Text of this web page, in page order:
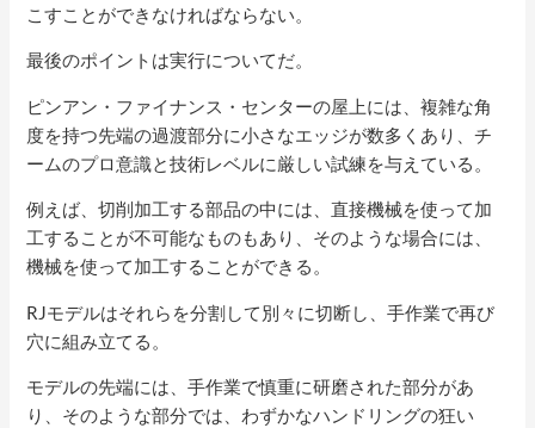
こすことができなければならない。
最後のポイントは実行についてだ。
ピンアン・ファイナンス・センターの屋上には、複雑な角
度を持つ先端の過渡部分に小さなエッジが数多くあり、チ
ームのプロ意識と技術レベルに厳しい試練を与えている。
例えば、切削加工する部品の中には、直接機械を使って加
工することが不可能なものもあり、そのような場合には、
機械を使って加工することができる。
RJモデルはそれらを分割して別々に切断し、手作業で再び
穴に組み立てる。
モデルの先端には、手作業で慎重に研磨された部分があ
り、そのような部分では、わずかなハンドリングの狂い